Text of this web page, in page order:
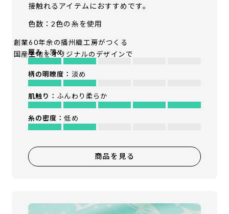
創業60年余の播州織工房がつくる
国産生地をオリジナルのデザインで
接触れるアイテムにおすすめです。
色数：2色の糸を使用
厚み：薄め
柄の明瞭度： 淡め
肌触り： ふんわり柔らか
糸の密度：低め
商品を見る